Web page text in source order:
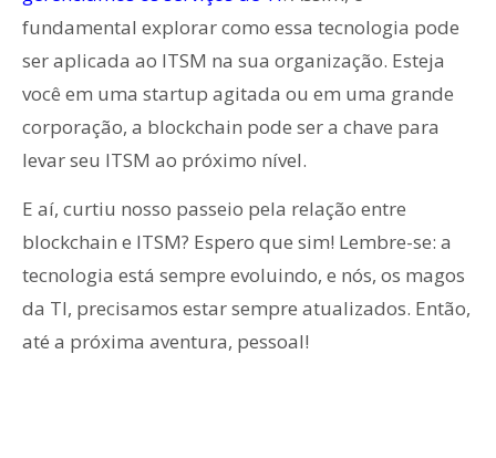
fundamental explorar como essa tecnologia pode
ser aplicada ao ITSM na sua organização. Esteja
você em uma startup agitada ou em uma grande
corporação, a blockchain pode ser a chave para
levar seu ITSM ao próximo nível.
E aí, curtiu nosso passeio pela relação entre
blockchain e ITSM? Espero que sim! Lembre-se: a
tecnologia está sempre evoluindo, e nós, os magos
da TI, precisamos estar sempre atualizados. Então,
até a próxima aventura, pessoal!